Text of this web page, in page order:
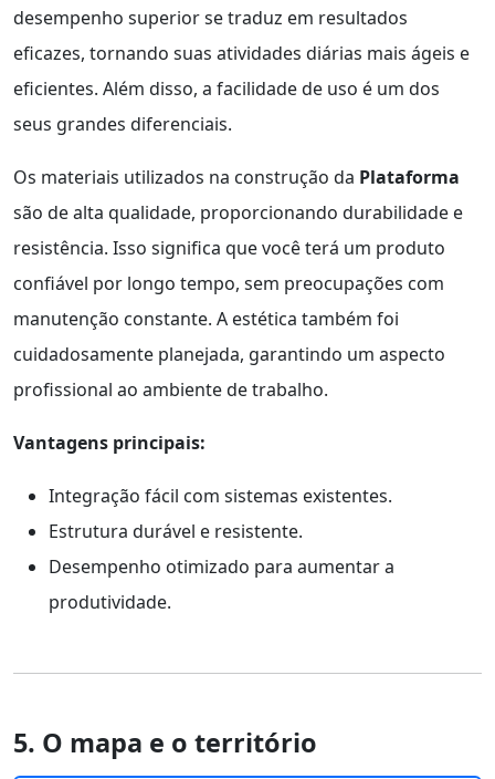
desempenho superior se traduz em resultados
eficazes, tornando suas atividades diárias mais ágeis e
eficientes. Além disso, a facilidade de uso é um dos
seus grandes diferenciais.
Os materiais utilizados na construção da Plataforma
são de alta qualidade, proporcionando durabilidade e
resistência. Isso significa que você terá um produto
confiável por longo tempo, sem preocupações com
manutenção constante. A estética também foi
cuidadosamente planejada, garantindo um aspecto
profissional ao ambiente de trabalho.
Vantagens principais:
Integração fácil com sistemas existentes.
Estrutura durável e resistente.
Desempenho otimizado para aumentar a
produtividade.
5. O mapa e o território